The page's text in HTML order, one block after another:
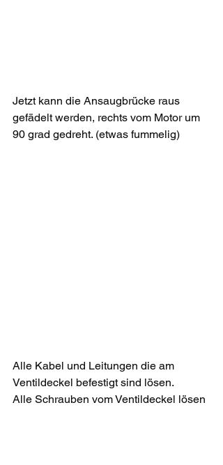
Jetzt kann die Ansaugbrücke raus
gefädelt werden, rechts vom Motor um
90 grad gedreht. (etwas fummelig)
Alle Kabel und Leitungen die am
Ventildeckel befestigt sind lösen.
Alle Schrauben vom Ventildeckel lösen